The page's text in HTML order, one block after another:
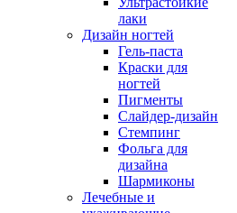
лаки
Дизайн ногтей
Гель-паста
Краски для
ногтей
Пигменты
Слайдер-дизайн
Стемпинг
Фольга для
дизайна
Шармиконы
Лечебные и